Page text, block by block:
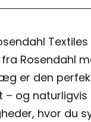
Rosendahl
er den
– og
hvor du